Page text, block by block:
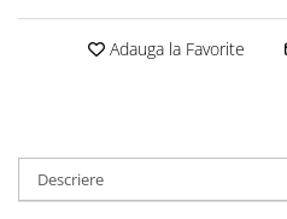
Adauga la Favorite
Descriere